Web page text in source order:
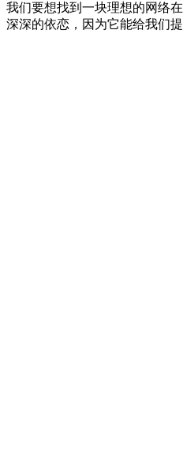
我们要想找到一块理想的网络
深深的依恋，因为它能给我们